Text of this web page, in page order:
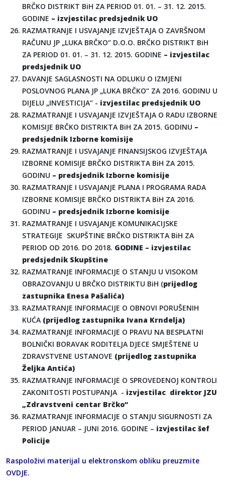
BRČKO DISTRIKT BiH ZA PERIOD 01. 01. – 31. 12. 2015.
GODINE – izvjestilac predsjednik UO
RAZMATRANJE I USVAJANJE IZVJEŠTAJA O ZAVRŠNOM
RAČUNU JP „LUKA BRČKO“ D.O.O. BRČKO DISTRIKT BiH
ZA PERIOD 01. 01. – 31. 12. 2015. GODINE – izvjestilac
predsjednik UO
DAVANJE SAGLASNOSTI NA ODLUKU O IZMJENI
POSLOVNOG PLANA JP „LUKA BRČKO“ ZA 2016. GODINU U
DIJELU „INVESTICIJA“ - izvjestilac predsjednik UO
RAZMATRANJE I USVAJANJE IZVJEŠTAJA O RADU IZBORNE
KOMISIJE BRČKO DISTRIKTA BiH ZA 2015. GODINU –
predsjednik Izborne komisije
RAZMATRANJE I USVAJANJE FINANSIJSKOG IZVJEŠTAJA
IZBORNE KOMISIJE BRČKO DISTRIKTA BiH ZA 2015.
GODINU – predsjednik Izborne komisije
RAZMATRANJE I USVAJANJE PLANA I PROGRAMA RADA
IZBORNE KOMISIJE BRČKO DISTRIKTA BiH ZA 2016.
GODINU – predsjednik Izborne komisije
RAZMATRANJE I USVAJANJE KOMUNIKACIJSKE
STRATEGIJE SKUPŠTINE BRČKO DISTRIKTA BiH ZA
PERIOD OD 2016. DO 2018. GODINE – izvjestilac
predsjednik Skupštine
RAZMATRANJE INFORMACIJE O STANJU U VISOKOM
OBRAZOVANJU U BRČKO DISTRIKTU BiH (prijedlog
zastupnika Enesa Pašalića)
RAZMATRANJE INFORMACIJE O OBNOVI PORUŠENIH
KUĆA (prijedlog zastupnika Ivana Krndelja)
RAZMATRANJE INFORMACIJE O PRAVU NA BESPLATNI
BOLNIČKI BORAVAK RODITELJA DJECE SMJEŠTENE U
ZDRAVSTVENE USTANOVE (prijedlog zastupnika
Željka Antića)
RAZMATRANJE INFORMACIJE O SPROVEDENOJ KONTROLI
ZAKONITOSTI POSTUPANJA - izvjestilac direktor JZU
„Zdravstveni centar Brčko“
RAZMATRANJE INFORMACIJE O STANJU SIGURNOSTI ZA
PERIOD JANUAR – JUNI 2016. GODINE – izvjestilac šef
Policije
Raspoloživi materijal u elektronskom obliku preuzmite
OVDJE.